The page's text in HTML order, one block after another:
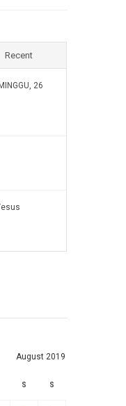
Recent
26
August 2019
S S